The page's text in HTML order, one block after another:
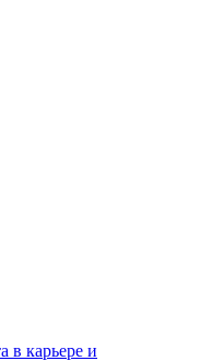
в карьере и